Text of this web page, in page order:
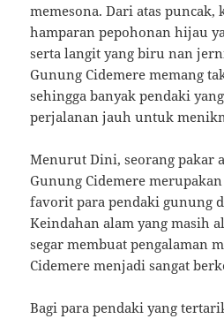
memesona. Dari atas puncak,
hamparan pepohonan hijau
serta langit yang biru nan
Gunung Cidemere memang
sehingga banyak pendaki
perjalanan jauh untuk
Menurut Dini, seorang pakar
Gunung Cidemere
favorit para pendaki gunung
Keindahan alam yang masih
segar membuat pengalaman
Cidemere menjadi sangat
Bagi para pendaki yang